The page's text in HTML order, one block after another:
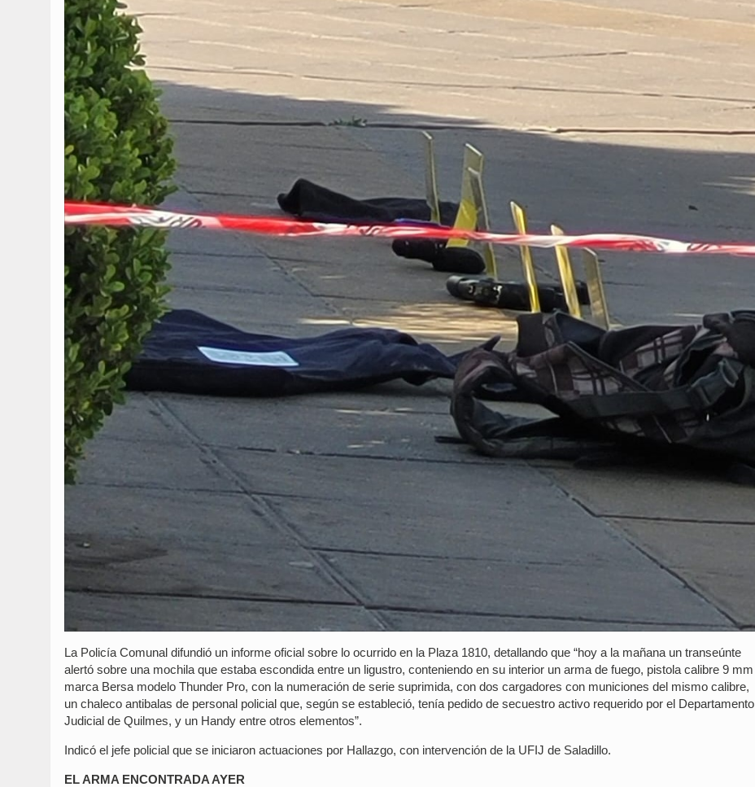
La Policía Comunal difundió un informe oficial sobre lo ocurrido en la Plaza 1810, detallando que “hoy a la mañana un transeúnte
alertó sobre una mochila que estaba escondida entre un ligustro, conteniendo en su interior un arma de fuego, pistola calibre 9 mm
marca Bersa modelo Thunder Pro, con la numeración de serie suprimida, con dos cargadores con municiones del mismo calibre,
un chaleco antibalas de personal policial que, según se estableció, tenía pedido de secuestro activo requerido por el Departamento
Judicial de Quilmes, y un Handy entre otros elementos”.
Indicó el jefe policial que se iniciaron actuaciones por Hallazgo, con intervención de la UFIJ de Saladillo.
EL ARMA ENCONTRADA AYER